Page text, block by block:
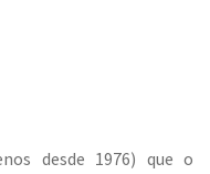
desde 1976) que o